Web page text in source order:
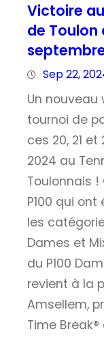
Victoire
de Toulon
Sep 22,
Un
tournoi de
ces 20, 21
2024 au
Toulonnais
P100 qui
les
Dames et
du P100
revient à la
Amsellem,
Time